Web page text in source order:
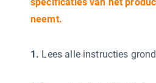
neemt.
1. Lees alle instructies